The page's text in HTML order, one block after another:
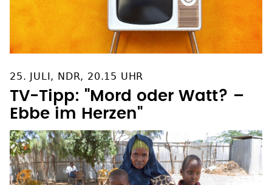
25. JULI, NDR, 20.15 UHR
TV-Tipp: "Mord oder Watt? –
Ebbe im Herzen"